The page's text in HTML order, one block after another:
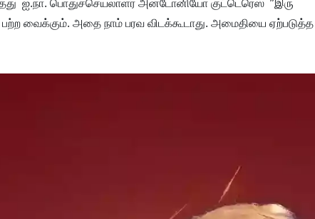
ஐ.நா. பொதுச்செயலாளர் அன்டோனியோ குட்டெரெஸ் ”இரு
பற்ற வைக்கும். அதை நாம் பரவ விடக்கூடாது. அமைதியை ஏற்படுத்த